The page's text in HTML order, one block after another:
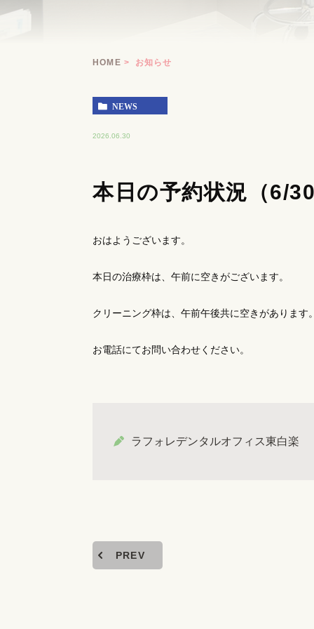
HOME お知らせ
NEWS
2026.06.30
本日の予約状況（6/
おはようございます。
本日の治療枠は、午前に空きがございます。
クリーニング枠は、午前午後共に空きがあります
お電話にてお問い合わせください。
ラフォレデンタルオフィス東白楽
PREV